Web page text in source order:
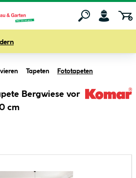
Tapeten Fototapeten
Bergwiese vor
cm